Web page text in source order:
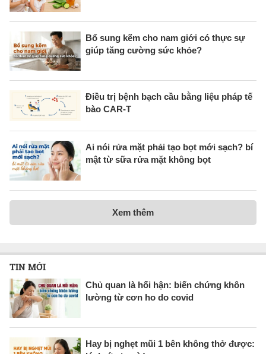
Bổ sung kẽm cho nam giới có thực sự
giúp tăng cường sức khỏe?
Điều trị bệnh bạch cầu bằng liệu pháp tế
bào CAR-T
Ai nói rửa mặt phải tạo bọt mới sạch? bí
mật từ sữa rửa mặt không bọt
Xem thêm
TIN MỚI
Chủ quan là hối hận: biến chứng khôn
lường từ cơn ho do covid
Hay bị nghẹt mũi 1 bên không thở được: